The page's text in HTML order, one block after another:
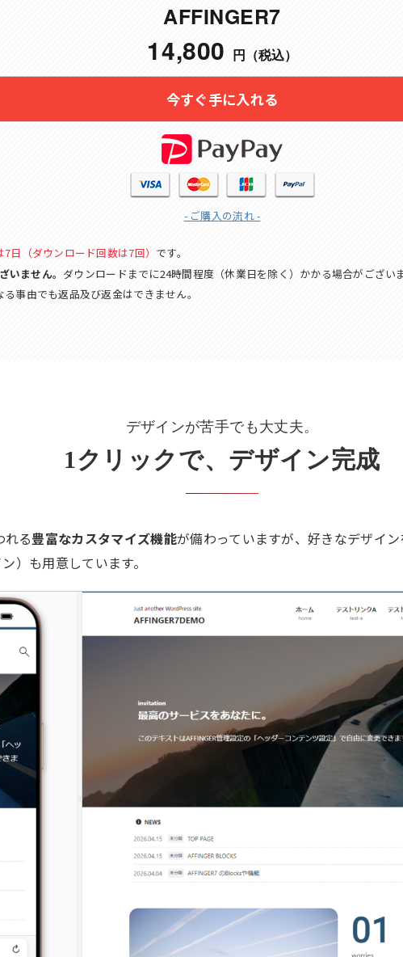
AFFINGER7
14,800 円（税込）
- ご購入の流れ -
日（ダウンロード回数は7回） です。
いません。 ダウンロードまでに24時間程度（休業日を除く）かかる場合がござい
事由でも返品及び返金はできません。
デザインが苦手でも大丈夫。
1クリックで、デザイン完成
れる豊富なカスタマイズ機能が備わっていますが、好きなデザイ
）も用意しています。